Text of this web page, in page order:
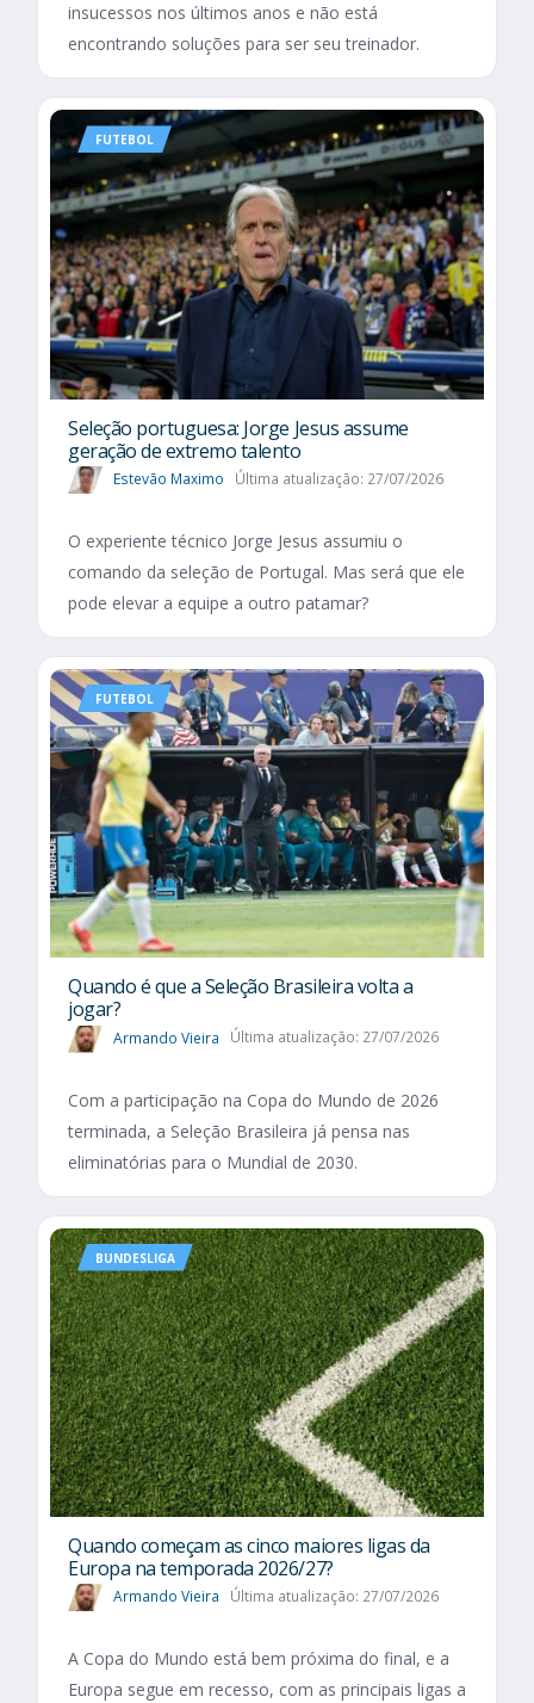
insucessos nos últimos anos e não está
encontrando soluções para ser seu treinador.
FUTEBOL
Seleção portuguesa: Jorge Jesus assume
geração de extremo talento
Estevão Maximo Última atualização: 27/07/2026
O experiente técnico Jorge Jesus assumiu o
comando da seleção de Portugal. Mas será que ele
pode elevar a equipe a outro patamar?
FUTEBOL
Quando é que a Seleção Brasileira volta a
jogar?
Armando Vieira Última atualização: 27/07/2026
Com a participação na Copa do Mundo de 2026
terminada, a Seleção Brasileira já pensa nas
eliminatórias para o Mundial de 2030.
BUNDESLIGA
Quando começam as cinco maiores ligas da
Europa na temporada 2026/27?
Armando Vieira Última atualização: 27/07/2026
A Copa do Mundo está bem próxima do final, e a
Europa segue em recesso, com as principais ligas a